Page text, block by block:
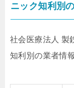
ニック知利別
社会医療法人 製
知利別の業者情